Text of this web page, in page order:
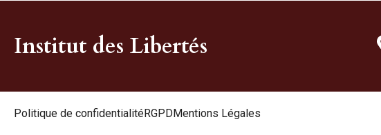
Institut des Libertés
Politique de confidentialitéRGPDMentions Légales